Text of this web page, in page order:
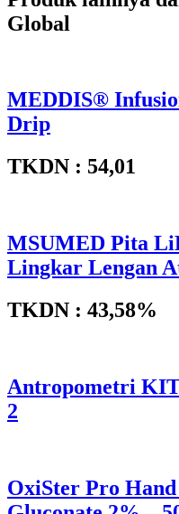
Global
MEDDIS®
Drip
TKDN : 54,01
MSUMED Pita
Lingkar Lengan
TKDN : 43,58%
Antropometri KIT
2
OxiSter Pro